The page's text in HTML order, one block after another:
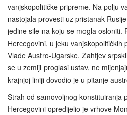
vanjskopolitičke pripreme. Na polju
nastojala provesti uz pristanak
jedine sile na koju se mogla osloniti.
Hercegovini, u jeku vanjskopolitičkih
Vlade Austro-Ugarske. Zahtjev
se u zemlji proglasi ustav, ne
krajnjoj liniji dovodio je u pitanje
Strah od samovoljnog konstituiranja
Hercegovini opredijelio je vrhove